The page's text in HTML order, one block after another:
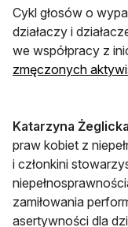
Cykl głosów o
działaczy i
we współpracy z
zmęczonych
Katarzyna Żeglicka
praw kobiet z
i członkini
zamiłowania
asertywności dla